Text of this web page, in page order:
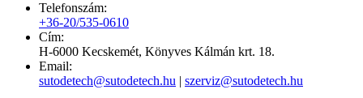
Telefonszám:
+36-20/535-0610
Cím:
H-6000 Kecskemét, Könyves Kálmán krt. 18.
Email:
sutodetech@sutodetech.hu | szerviz@sutodetech.hu